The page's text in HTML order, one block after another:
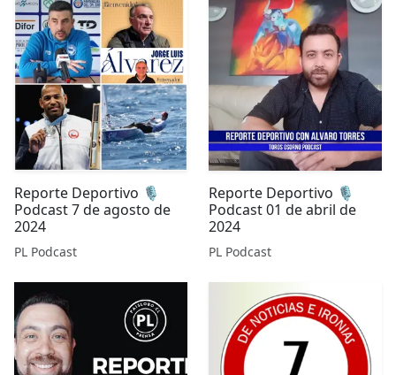
Reporte Deportivo 🎙️
Podcast 7 de agosto de
2024
PL Podcast
Reporte Deportivo 🎙️
Podcast 01 de abril de
2024
PL Podcast